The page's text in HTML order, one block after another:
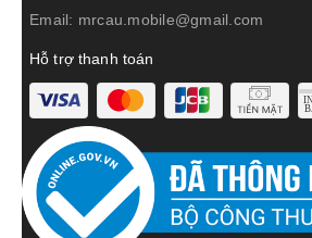
2716mAh
iPhone
XR
iPhone
XS
2658mAh 690.000đ
Email: mrcau.mobile@gmail.com
Hỗ trợ thanh toán